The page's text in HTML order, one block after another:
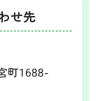
せ先
町1688-